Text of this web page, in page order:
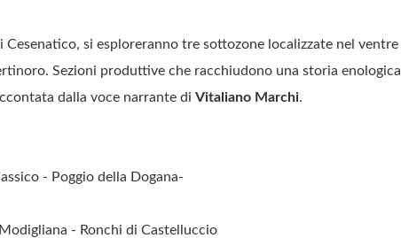
Cesenatico, si esploreranno tre sottozone localizzate nel ventre
Sezioni produttive che racchiudono una storia enologica
dalla voce narrante di Vitaliano Marchi.
- Poggio della Dogana-
- Ronchi di Castelluccio